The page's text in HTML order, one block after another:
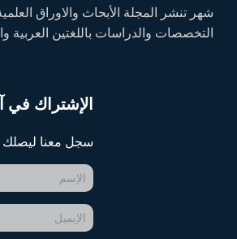
شهر تنشر المجلة الأبحاث والاوراق
التخصصات والدراسات باللغتين العربية
الإشتراك في
سجل معنا ليصلك